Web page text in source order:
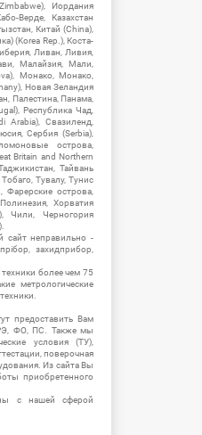
Иордания
Верде, Казахстан
Китай (China),
(Korea Rep.), Коста-
Ливан, Ливия,
Малайзия, Мали,
Монако, Монако,
Новая Зеландия
Палестина, Панама,
Республика Чад,
Arabia), Свазиленд,
Сербия (Serbia),
острова,
Britain and Northern
Тайвань
Тувалу, Тунис
Фарерские острова,
Хорватия
Чили, Черногория
сайт неправильно -
захидприбор,
более чем 75
метрологические
предоставить Вам
РЭ, ФО, ПС. Также мы
условия (ТУ),
поверочная
Из сайта Вы
приобретенного
с нашей сферой